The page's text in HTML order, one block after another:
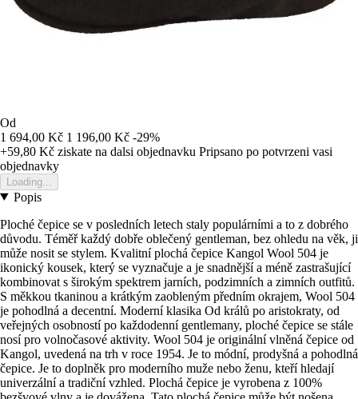
Od
1 694,00 Kč 1 196,00 Kč -29%
+59,80 Kč ziskate na dalsi objednavku Pripsano po potvrzeni vasi
objednavky
Loading...
Popis
Ploché čepice se v posledních letech staly populárními a to z dobrého
důvodu. Téměř každý dobře oblečený gentleman, bez ohledu na věk, ji
může nosit se stylem. Kvalitní plochá čepice Kangol Wool 504 je
ikonický kousek, který se vyznačuje a je snadnější a méně zastrašující
kombinovat s širokým spektrem jarních, podzimních a zimních outfitů.
S měkkou tkaninou a krátkým zaobleným předním okrajem, Wool 504
je pohodlná a decentní. Moderní klasika Od králů po aristokraty, od
veřejných osobností po každodenní gentlemany, ploché čepice se stále
nosí pro volnočasové aktivity. Wool 504 je originální vlněná čepice od
Kangol, uvedená na trh v roce 1954. Je to módní, prodyšná a pohodlná
čepice. Je to doplněk pro moderního muže nebo ženu, kteří hledají
univerzální a tradiční vzhled. Plochá čepice je vyrobena z 100%